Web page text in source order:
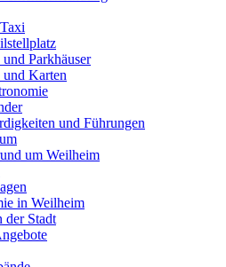
Parkhäuser
und Karten
und Führungen
um Weilheim
in Weilheim
der Stadt